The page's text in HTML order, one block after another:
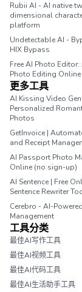
Rubii AI - AI native
dimensional
platform
Undetectable AI -
HIX Bypass
Free AI Photo
Photo Editing Online
更多工具
AI Kissing Video
Personalized
Photos
GetInvoice |
and Receipt
AI Passport Photo
Online (no sign-up)
AI Sentence | Free
Sentence Rewriter
Cerebro - AI-
Management
工具分类
最佳AI写作工具
最佳AI视频工具
最佳AI代码工具
最佳AI生活助手工具